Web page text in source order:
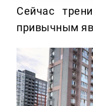
Сейчас
привычным